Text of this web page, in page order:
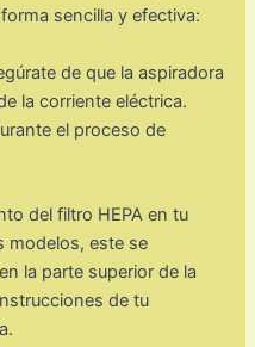
sencilla y efectiva:
de que la aspiradora
la corriente eléctrica.
el proceso de
del filtro HEPA en tu
modelos, este se
la parte superior de la
de tu